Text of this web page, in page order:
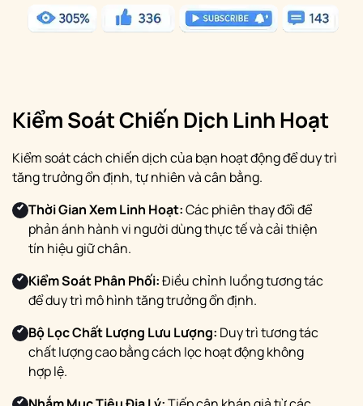
Kiểm Soát Chiến Dịch Linh Hoạt
Kiểm soát cách chiến dịch của bạn hoạt động để duy trì
tăng trưởng ổn định, tự nhiên và cân bằng.
Thời Gian Xem Linh Hoạt:Các phiên thay đổi để
phản ánh hành vi người dùng thực tế và cải thiện
tín hiệu giữ chân.
Kiểm Soát Phân Phối:Điều chỉnh luồng tương tác
để duy trì mô hình tăng trưởng ổn định.
Bộ Lọc Chất Lượng Lưu Lượng: Duy trì tương tác
chất lượng cao bằng cách lọc hoạt động không
hợp lệ.